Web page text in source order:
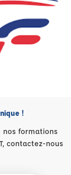
!
nos formations
contactez-nous